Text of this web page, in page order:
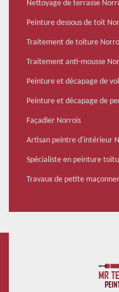
Nettoyage de terrasse
Peinture dessous de toit
Traitement de toiture
Traitement anti-mousse
Peinture et décapage de
Peinture et décapage de
Façadier Norrois
Artisan peintre d'intérieur
Spécialiste en peinture
Travaux de petite